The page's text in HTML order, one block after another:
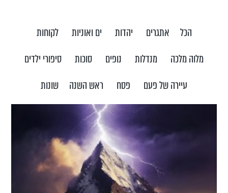
הכל אתגרים יהדות ים ואוניות
לקוחות
מלוה מלכה
מנדלות נופים סוכות
סיפורי ילדים
עיירה של פעם
פסח ראש השנה שונות